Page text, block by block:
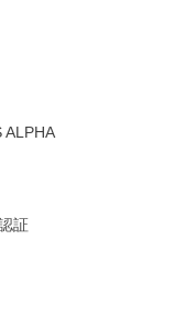
ALPHA
証